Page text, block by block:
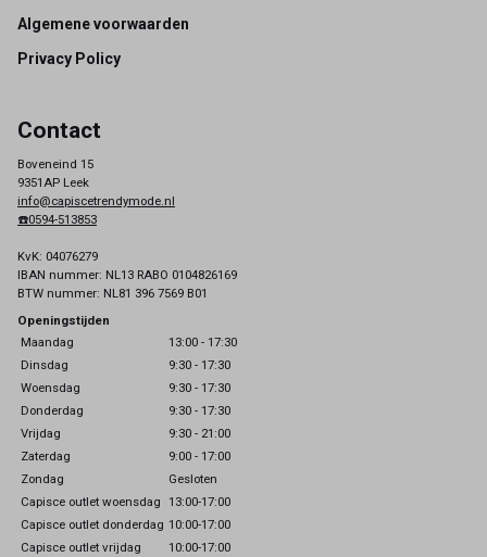
Footer
Algemene voorwaarden
Privacy Policy
Contact
Boveneind 15
9351AP Leek
info@capiscetrendymode.nl
☎️0594-513853
KvK: 04076279
IBAN nummer: NL13 RABO 0104826169
BTW nummer: NL81 396 7569 B01
Openingstijden
Maandag
13:00 - 17:30
Dinsdag
9:30 - 17:30
Woensdag
9:30 - 17:30
Donderdag
9:30 - 17:30
Vrijdag
9:30 - 21:00
Zaterdag
9:00 - 17:00
Zondag
Gesloten
Capisce outlet woensdag 13:00-17:00
Capisce outlet donderdag 10:00-17:00
Capisce outlet vrijdag
10:00-17:00